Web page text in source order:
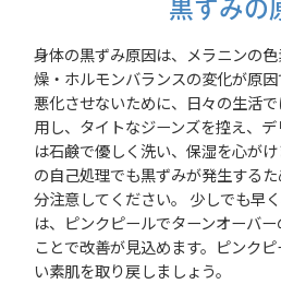
黒ずみの
身体の黒ずみ原因は、メラニンの
燥・ホルモンバランスの変化が原
悪化させないために、日々の生活
用し、タイトなジーンズを控え、
は石鹸で優しく洗い、保湿を心が
の自己処理でも黒ずみが発生する
分注意してください。 少しでも早
は、ピンクピールでターンオーバ
ことで改善が見込めます。ピンク
い素肌を取り戻しましょう。